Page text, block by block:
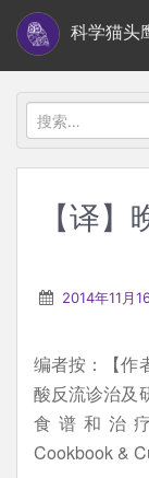
i
科学猫头
搜
索：
【译
2014年11月
编者按：【作
酸反流诊治及
食谱和治疗
Cookbook &